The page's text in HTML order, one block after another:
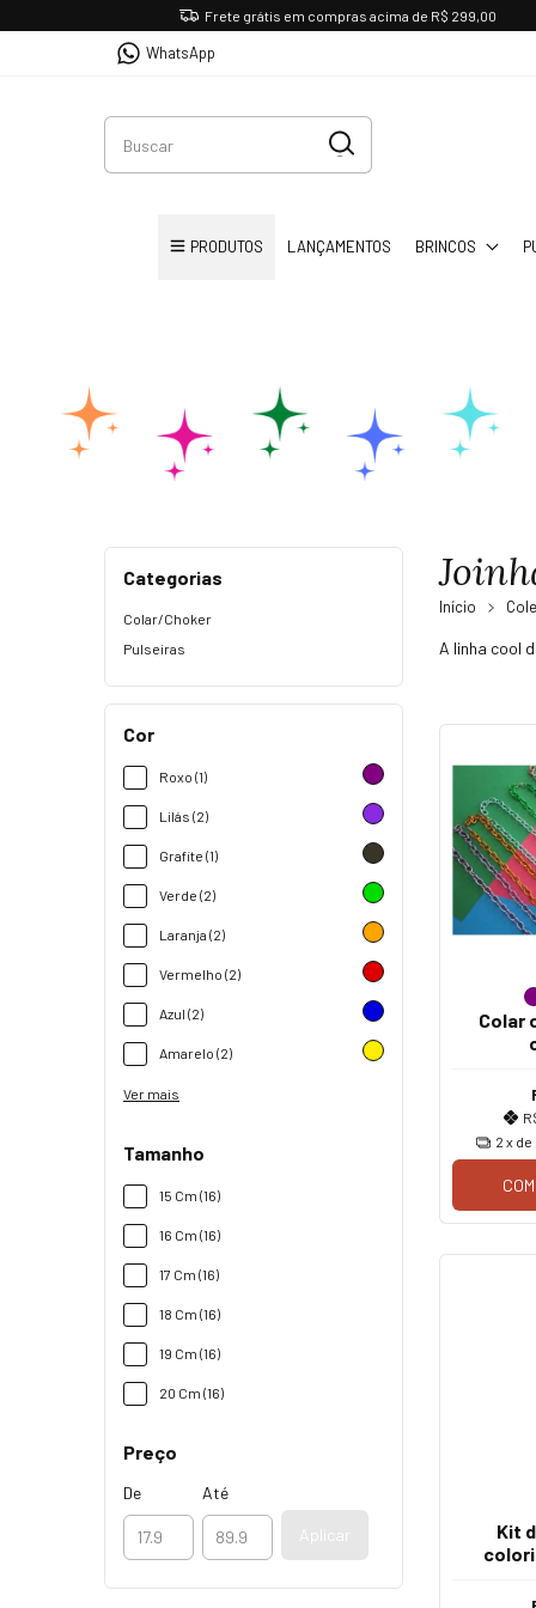
Frete grátis em compras acima de R$ 299,00
WhatsApp
PRODUTOS LANÇAMENTOS BRINCOS
Categorias
Colar/Choker
Pulseiras
Cor
Roxo (1)
Lilás (2)
Grafite (1)
Verde (2)
Laranja (2)
Vermelho (2)
Azul (2)
Amarelo (2)
Ver mais
Tamanho
15 Cm (16)
16 Cm (16)
17 Cm (16)
18 Cm (16)
19 Cm (16)
20 Cm (16)
Preço
De Até
Aplicar
Início
A linha cool
Colar
2 x de
Kit